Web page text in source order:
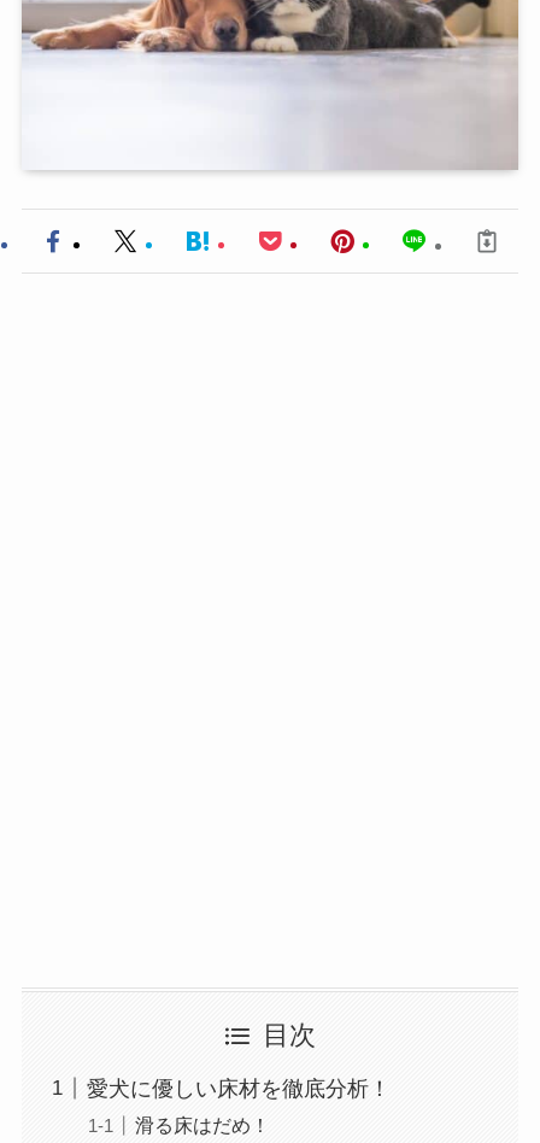
目次
愛犬に優しい床材を徹底分析！
滑る床はだめ！